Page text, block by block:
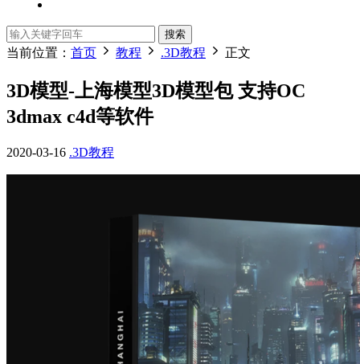
搜索
当前位置： 首页 教程 .3D教程 正文
3D模型-上海模型3D模型包 支持OC
3dmax c4d等软件
2020-03-16 .3D教程